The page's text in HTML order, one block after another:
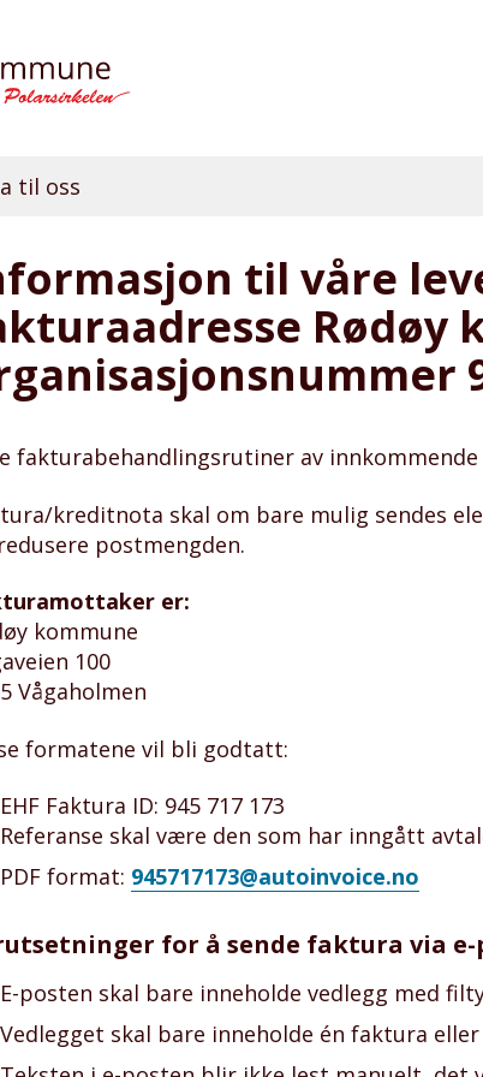
til oss
til våre
Rødøy
fakturabehandlingsrutiner av
kreditnota skal om bare mulig sendes
postmengden.
er:
kommune
100
Vågaholmen
formatene vil bli godtatt:
EHF Faktura ID: 945 717 173
Referanse skal være den som har inngått
PDF format: 945717173@autoinvoice.no
for å sende faktura via e-
E-posten skal bare inneholde vedlegg med
Vedlegget skal bare inneholde én faktura